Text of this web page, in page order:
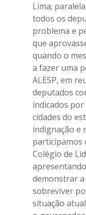
Lima;
todos os
problema e
que
quando o
a fazer uma
ALESP, em
deputados
indicados
cidades do
indignação e
participamos
Colégio de
demonstrar
sobreviver
situação